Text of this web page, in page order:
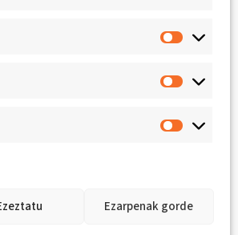
Ezarpenak gorde